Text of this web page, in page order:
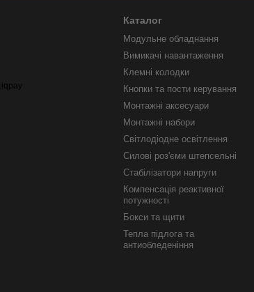
Каталог
Модульне обладнання
Вимикачі навантаження
Клемні колодки
Кнопки та пости керування
Монтажні аксесуари
Монтажні набори
Світлодіодне освітлення
Силові роз'єми штепсельні
Стабілізатори напруги
Компенсація реактивної
потужності
Бокси та щити
Тепла підлога та
антиобледеніння